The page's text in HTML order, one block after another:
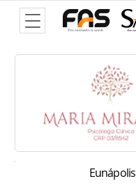
Eunápolis